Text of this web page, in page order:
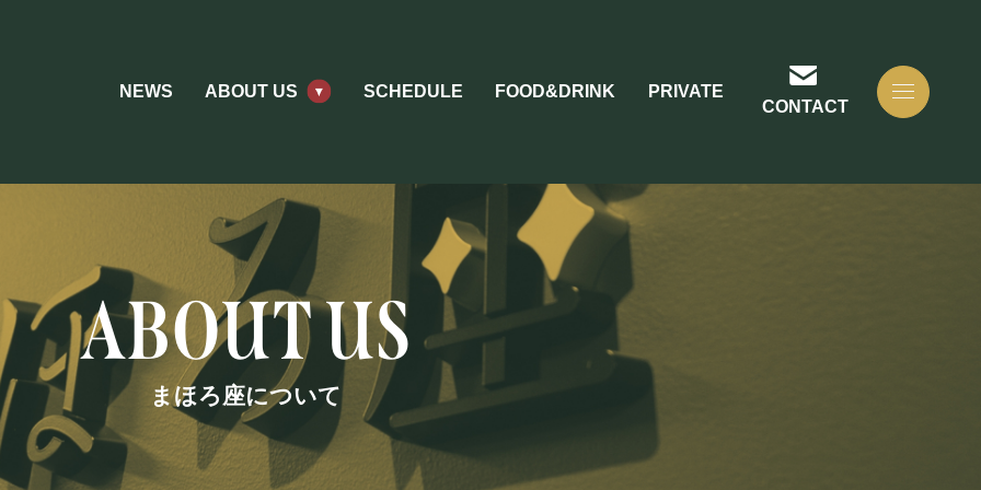
NEWS ABOUT US SCHEDULE FOOD&DRINK
PRIVATE
CONTACT
ABOUT US
まほろ座について